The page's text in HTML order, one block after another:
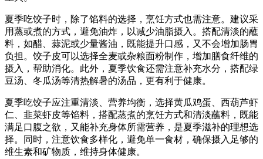
夏季吃饺子时，除了馅料的选择，烹饪方式也需注意。建议采
用蒸或煮的方式，避免油炸，以减少油脂摄入。搭配清淡的蘸
料，如醋、蒜泥或少量酱油，既能提升口感，又不会增加肠胃
负担。饺子皮可以选择全麦或杂粮面粉制作，增加膳食纤维的
摄入，帮助消化。此外，夏季饮食还需注意补充水分，搭配绿
豆汤、冬瓜汤等清热解暑的汤品，更有利于健康。
夏季吃饺子应注重清淡、营养均衡，选择黄瓜鸡蛋、西葫芦虾
仁、韭菜虾皮等馅料，搭配蒸煮的烹饪方式和清淡蘸料，既能
满足口腹之欲，又能补充身体所需营养，是夏季滋补的理想选
择。同时，注意饮食多样化，避免单一食材，确保摄入足够的
维生素和矿物质，维持身体健康。